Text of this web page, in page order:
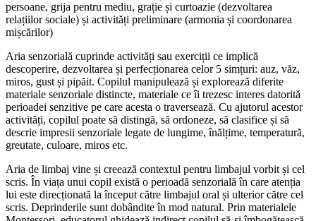
persoane, grija pentru mediu, grație și curtoazie (dezvoltarea
relațiilor sociale) și activități preliminare (armonia și coordonarea
mișcărilor)
Aria senzorială cuprinde activități sau exerciții ce implică
descoperire, dezvoltarea și perfecționarea celor 5 simțuri: auz, văz,
miros, gust și pipăit. Copilul manipulează și explorează diferite
materiale senzoriale distincte, materiale ce îi trezesc interes datorită
perioadei senzitive pe care acesta o traversează. Cu ajutorul acestor
activități, copilul poate să distingă, să ordoneze, să clasifice și să
descrie impresii senzoriale legate de lungime, înălțime, temperatură,
greutate, culoare, miros etc.
Aria de limbaj vine și creează contextul pentru limbajul vorbit și cel
scris. În viața unui copil există o perioadă senzorială în care atenția
lui este direcționată la început către limbajul oral și ulterior către cel
scris. Deprinderile sunt dobândite în mod natural. Prin materialele